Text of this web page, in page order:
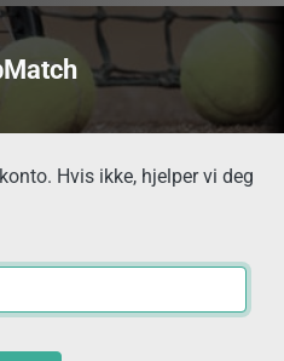
Hvis ikke, hjelper vi deg